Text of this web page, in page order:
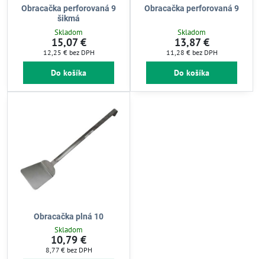
Obracačka perforovaná 9
šikmá
Skladom
15,07 €
12,25 € bez DPH
Do košíka
Obracačka perforovaná 9
Skladom
13,87 €
11,28 € bez DPH
Do košíka
Obracačka plná 10
Skladom
10,79 €
8,77 € bez DPH